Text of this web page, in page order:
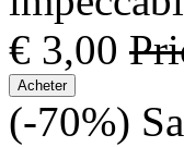
€ 3,00
Acheter
(-70%)